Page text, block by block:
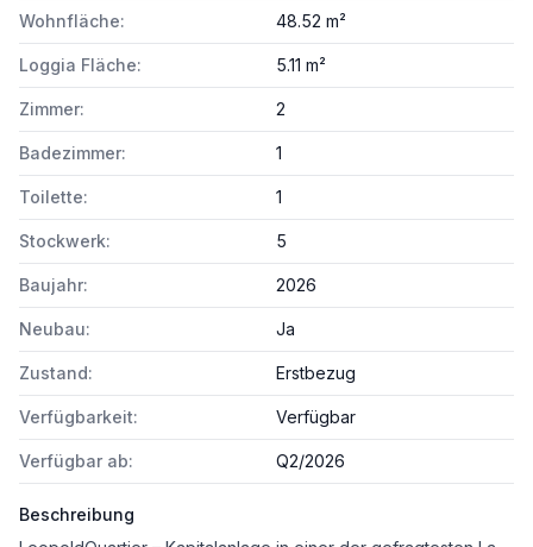
Wohnfläche: 48.52 m²
Loggia Fläche: 5.11 m²
Zimmer: 2
Badezimmer: 1
Toilette: 1
Stockwerk: 5
Baujahr: 2026
Neubau: Ja
Zustand: Erstbezug
Verfügbarkeit: Verfügbar
Verfügbar ab: Q2/2026
Beschreibung